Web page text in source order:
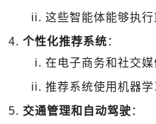
这些智能体能够执
个性化推荐系统 ：
在电子商务和社交
推荐系统使用机器
交通管理和自动驾驶 ：